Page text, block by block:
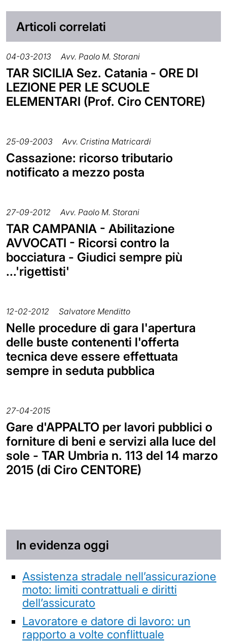
Articoli correlati
04-03-2013 Avv. Paolo M. Storani
TAR SICILIA Sez. Catania - ORE DI
LEZIONE PER LE SCUOLE
ELEMENTARI (Prof. Ciro CENTORE)
25-09-2003 Avv. Cristina Matricardi
Cassazione: ricorso tributario
notificato a mezzo posta
27-09-2012 Avv. Paolo M. Storani
TAR CAMPANIA - Abilitazione
AVVOCATI - Ricorsi contro la
bocciatura - Giudici sempre più
...'rigettisti'
12-02-2012 Salvatore Menditto
Nelle procedure di gara l'apertura
delle buste contenenti l'offerta
tecnica deve essere effettuata
sempre in seduta pubblica
27-04-2015
Gare d'APPALTO per lavori pubblici o
forniture di beni e servizi alla luce del
sole - TAR Umbria n. 113 del 14 marzo
2015 (di Ciro CENTORE)
In evidenza oggi
Assistenza stradale nell’assicurazione
moto: limiti contrattuali e diritti
dell’assicurato
Lavoratore e datore di lavoro: un
rapporto a volte conflittuale